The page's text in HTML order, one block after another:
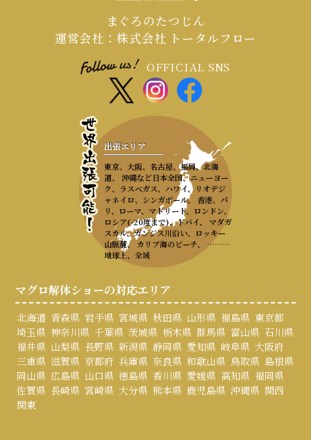
まぐろのたつじん
運営会社：株式会社 トータルフロー
OFFICIAL SNS
出張エリア
東京、大阪、名古屋、福岡、北海
道、 沖縄など日本全国、ニューヨー
ク、ラスベガス、ハワイ、リオデジ
ャネイロ、シンガポール、 香港、パ
リ、ローマ、マドリード、ロンドン、
ロシア(-20度まで)、ドバイ、 マダガ
スカル、ガンジス川沿い、ロッキー
山脈麓、 カリブ海のビーチ、 ………
地球上、全域
マグロ解体ショーの対応エリア
北海道 青森県 岩手県 宮城県 秋田県 山形県 福島県 東京都
埼玉県 神奈川県 千葉県 茨城県 栃木県 群馬県 富山県 石川県
福井県 山梨県 長野県 新潟県 静岡県 愛知県 岐阜県 大阪府
三重県 滋賀県 京都府 兵庫県 奈良県 和歌山県 鳥取県 島根県
岡山県 広島県 山口県 徳島県 香川県 愛媛県 高知県 福岡県
佐賀県 長崎県 宮崎県 大分県 熊本県 鹿児島県 沖縄県 関西
関東